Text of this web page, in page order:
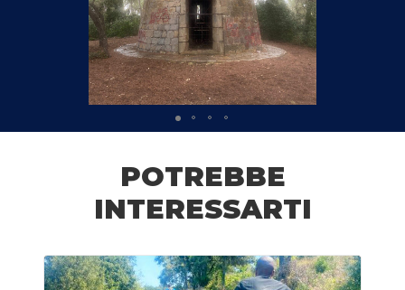
POTREBBE
INTERESSARTI